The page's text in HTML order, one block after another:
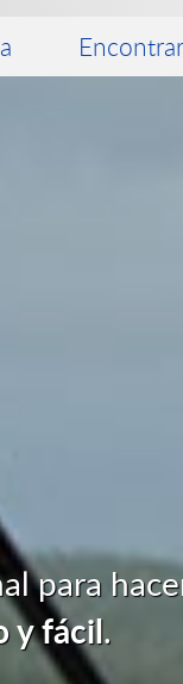
para
y fácil.